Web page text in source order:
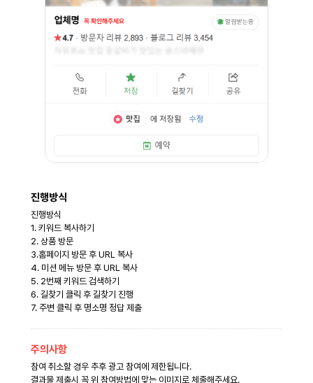
진행방식
진행방식
1. 키워드 복사하기
2. 상품 방문
3.홈페이지 방문 후 URL 복사
4. 미션 메뉴 방문 후 URL 복사
5. 2번째 키워드 검색하기
6. 길찾기 클릭 후 길찾기 진행
7. 주변 클릭 후 명소명 정답 제출
주의사항
참여 취소할 경우 추후 광고 참여에 제한됩니다.
결과물 제출시 꼭 위 참여방법에 맞는 이미지로 체줄해주세요.